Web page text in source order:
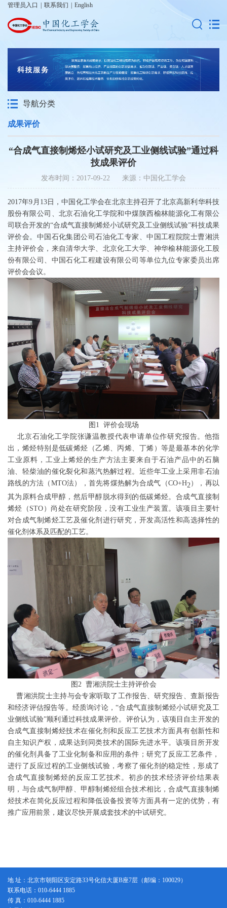
管理员入口 联系我们 English
导航分类
成果评价
“合成气直接制烯烃小试研究及工业侧线试验”通过科
技成果评价
发布时间：2017-09-22 来源：中国化工学会
2017年9月13日，中国化工学会在北京主持召开了北京高新利华科技
股份有限公司、北京石油化工学院和中煤陕西榆林能源化工有限公
司联合开发的“合成气直接制烯烃小试研究及工业侧线试验”科技成果
评价会。中国石化集团公司石油化工专家、中国工程院院士曹湘洪
主持评价会，来自清华大学、北京化工大学、神华榆林能源化工股
份有限公司、中国石化工程建设有限公司等单位九位专家委员出席
评价会会议。
图1 评价会现场
北京石油化工学院张谦温教授代表申请单位作研究报告。他指
出，烯烃特别是低碳烯烃（乙烯、丙烯、丁烯）等是最基本的化学
工业原料，工业上烯烃的生产方法主要来自于石油产品中的石脑
油、轻柴油的催化裂化和蒸汽热解过程。近些年工业上采用非石油
路线的方法（MTO法），首先将煤热解为合成气（CO+H2 ），再以
其为原料合成甲醇，然后甲醇脱水得到的低碳烯烃。合成气直接制
烯烃（STO）尚处在研究阶段，没有工业生产装置。该项目主要针
对合成气制烯烃工艺及催化剂进行研究，开发高活性和高选择性的
催化剂体系及匹配的工艺。
图2 曹湘洪院士主持评价会
曹湘洪院士主持与会专家听取了工作报告、研究报告、查新报告
和经济评估报告等。经质询讨论，“合成气直接制烯烃小试研究及工
业侧线试验”顺利通过科技成果评价。评价认为，该项目自主开发的
合成气直接制烯烃技术在催化剂和反应工艺技术方面具有创新性和
自主知识产权，成果达到同类技术的国际先进水平。该项目所开发
的催化剂具备了工业化制备和应用的条件；研究了反应工艺条件，
进行了反应过程的工业侧线试验，考察了催化剂的稳定性，形成了
合成气直接制烯烃的反应工艺技术。初步的技术经济评价结果表
明，与合成气制甲醇、甲醇制烯烃组合技术相比，合成气直接制烯
烃技术在简化反应过程和降低设备投资等方面具有一定的优势，有
推广应用前景，建议尽快开展成套技术的中试研究。
地 址：北京市朝阳区安定路33号化信大厦B座7层（邮编：100029）
联系电话：010-6444 1885
传 真：010-6444 1885